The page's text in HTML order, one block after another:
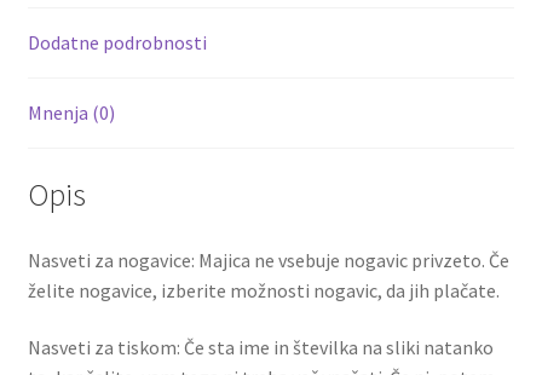
Partey
količina
k
Dodatne podrobnosti
Mnenja (0)
Opis
Nasveti za nogavice: Majica ne vsebuje nogavic privzeto. Če
želite nogavice, izberite možnosti nogavic, da jih plačate.
Nasveti za tiskom: Če sta ime in številka na sliki natanko